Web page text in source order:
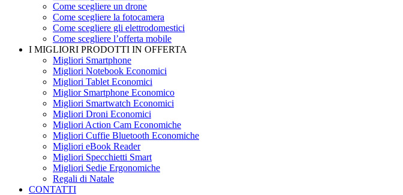
Come scegliere un drone
Come scegliere la fotocamera
Come scegliere gli elettrodomestici
Come scegliere l’offerta mobile
I MIGLIORI PRODOTTI IN OFFERTA
Migliori Smartphone
Migliori Notebook Economici
Migliori Tablet Economici
Miglior Smartphone Economico
Migliori Smartwatch Economici
Migliori Droni Economici
Migliori Action Cam Economiche
Migliori Cuffie Bluetooth Economiche
Migliori eBook Reader
Migliori Specchietti Smart
Migliori Sedie Ergonomiche
Regali di Natale
CONTATTI